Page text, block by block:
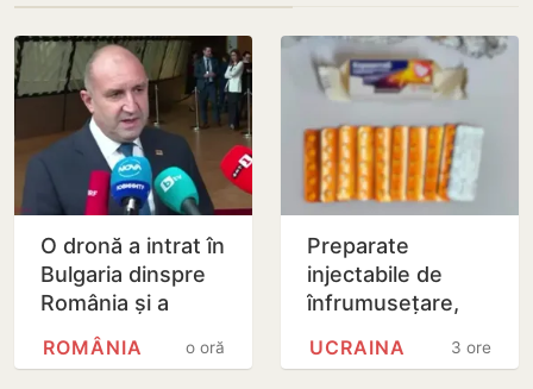
O dronă a intrat în
Bulgaria dinspre
România și a
explodat în
apropierea unuio oră
ROMÂNIA
Preparate
injectabile de
înfrumusețare,
colet poștal,
3 ore
UCRAINA